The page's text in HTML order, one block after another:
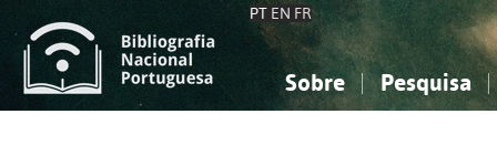
PT EN FR
Sobre Pesquisa